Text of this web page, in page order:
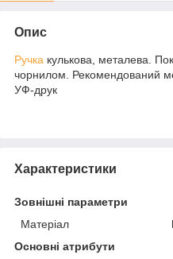
Опис
Ручка кулькова, металева.
чорнилом. Рекомендований
УФ-друк
Характеристики
Зовнішні параметри
Матеріал
Основні атрибути